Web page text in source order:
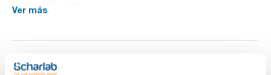
CAS : [101-55-3]
Ver más
Documentación técnica